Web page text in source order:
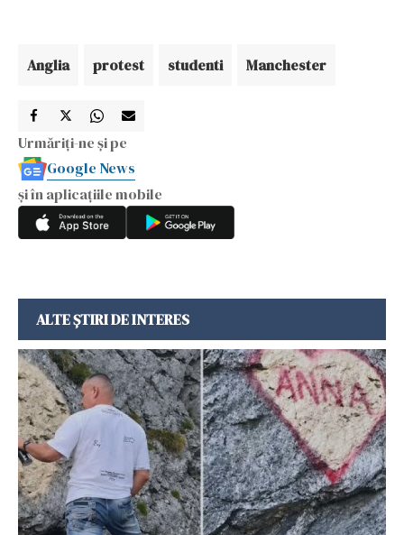
Anglia protest studenti Manchester
Urmăriți-ne și pe
Google News
și în aplicațiile mobile
ALTE ȘTIRI DE INTERES